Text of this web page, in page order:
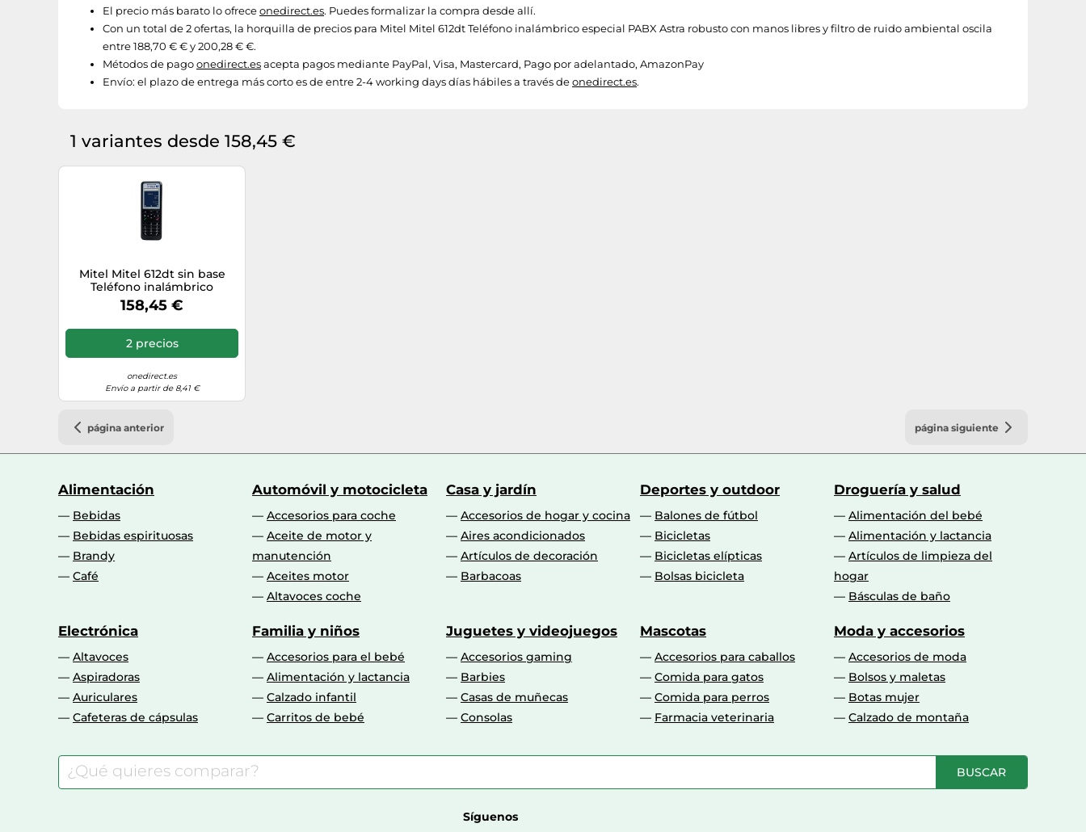
El precio más barato lo ofreceonedirect.es. Puedes formalizar la compra desde allí.
Con un total de 2 ofertas, la horquilla de precios para Mitel Mitel 612dt Teléfono inalámbrico especial PABX Astra robusto con manos libres y filtro de ruido ambiental oscila
entre 188,70 € € y 200,28 € €.
Métodos de pagoonedirect.esacepta pagos mediante PayPal, Visa, Mastercard, Pago por adelantado, AmazonPay
Envío: el plazo de entrega más corto es de entre 2-4 working days días hábiles a través deonedirect.es.
1 variantes desde 158,45 €
Mitel Mitel 612dt sin base
Teléfono inalámbrico
especial PABX Astra robusto
con manos libres y filtro de
ruido ambiental
158,45 €
2 precios
onedirect.es
Envío a partir de 8,41 €
página anterior página siguiente
Alimentación
Bebidas
Bebidas espirituosas
Brandy
Café
Automóvil y motocicleta
Accesorios para coche
Aceite de motor y
manutención
Aceites motor
Altavoces coche
Casa y jardín
Accesorios de hogar y cocina
Aires acondicionados
Artículos de decoración
Barbacoas
Deportes y outdoor
Balones de fútbol
Bicicletas
Bicicletas elípticas
Bolsas bicicleta
Droguería y salud
Alimentación del bebé
Alimentación y lactancia
Artículos de limpieza del
hogar
Básculas de baño
Electrónica
Altavoces
Aspiradoras
Auriculares
Cafeteras de cápsulas
Familia y niños
Accesorios para el bebé
Alimentación y lactancia
Calzado infantil
Carritos de bebé
Juguetes y videojuegos
Accesorios gaming
Barbies
Casas de muñecas
Consolas
Mascotas
Accesorios para caballos
Comida para gatos
Comida para perros
Farmacia veterinaria
Moda y accesorios
Accesorios de moda
Bolsos y maletas
Botas mujer
Calzado de montaña
BUSCAR
Síguenos